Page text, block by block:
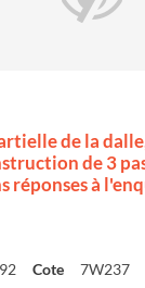
de la
de 3
réponses à
Cote 7W237